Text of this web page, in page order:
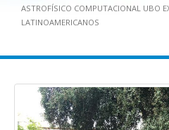
ASTROFÍSICO COMPUTACIONAL UBO
LATINOAMERICANOS